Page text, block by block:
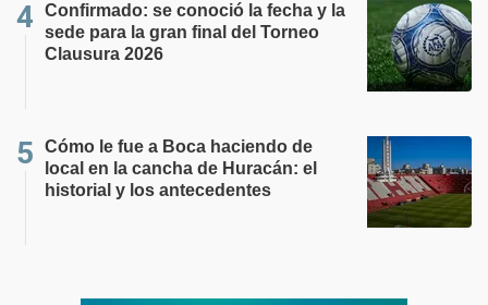
Confirmado: se conoció la fecha y la
sede para la gran final del Torneo
Clausura 2026
Cómo le fue a Boca haciendo de
local en la cancha de Huracán: el
historial y los antecedentes